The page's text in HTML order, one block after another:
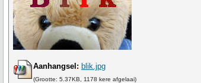
Aanhangsel: blik.jpg
(Grootte: 5.37KB, 1178 kere afgelaai)